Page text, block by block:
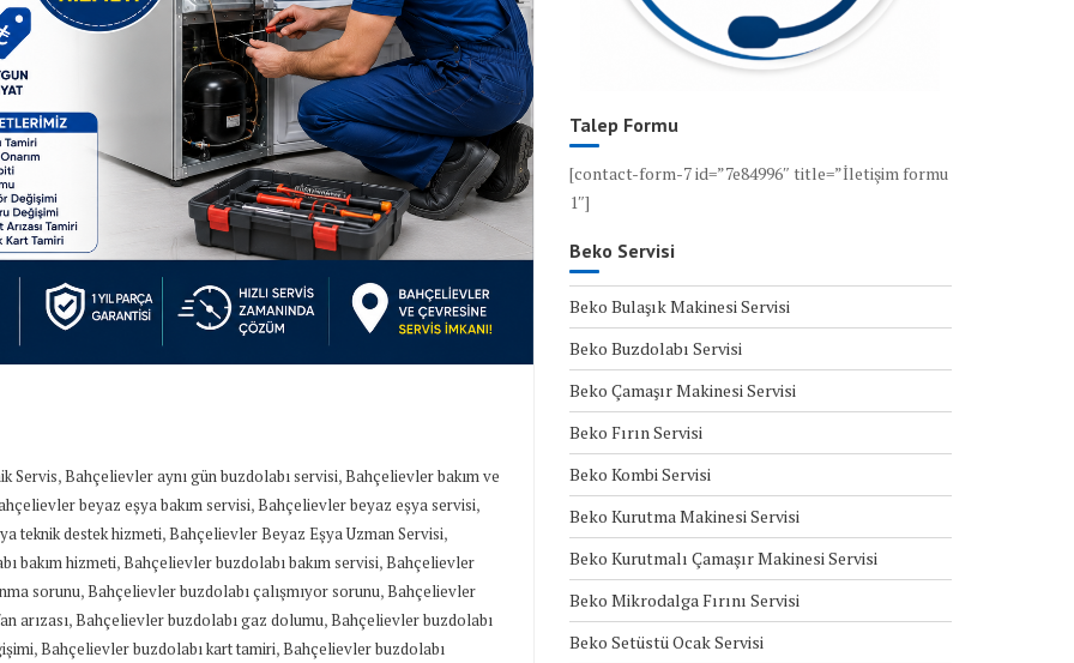
Servis,Bahçelievler aynı gün buzdolabı servisi,Bahçelievler bakım ve
beyaz eşya bakım servisi,Bahçelievler beyaz eşya servisi,
teknik destek hizmeti,Bahçelievler Beyaz Eşya Uzman Servisi,
bakım hizmeti,Bahçelievler buzdolabı bakım servisi,Bahçelievler
sorunu,Bahçelievler buzdolabı çalışmıyor sorunu,Bahçelievler
arızası,Bahçelievler buzdolabı gaz dolumu,Bahçelievler buzdolabı
,Bahçelievler buzdolabı kart tamiri,Bahçelievler buzdolabı
Talep Formu
[contact-form-7 id=”7e84996″ title=”İletişim formu
1″]
Beko Servisi
Beko Bulaşık Makinesi Servisi
Beko Buzdolabı Servisi
Beko Çamaşır Makinesi Servisi
Beko Fırın Servisi
Beko Kombi Servisi
Beko Kurutma Makinesi Servisi
Beko Kurutmalı Çamaşır Makinesi Servisi
Beko Mikrodalga Fırını Servisi
Beko Setüstü Ocak Servisi